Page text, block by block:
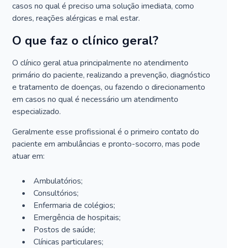
casos no qual é preciso uma solução imediata, como
dores, reações alérgicas e mal estar.
O que faz o clínico geral?
O clínico geral atua principalmente no atendimento
primário do paciente, realizando a prevenção, diagnóstico
e tratamento de doenças, ou fazendo o direcionamento
em casos no qual é necessário um atendimento
especializado.
Geralmente esse profissional é o primeiro contato do
paciente em ambulâncias e pronto-socorro, mas pode
atuar em:
Ambulatórios;
Consultórios;
Enfermaria de colégios;
Emergência de hospitais;
Postos de saúde;
Clínicas particulares;